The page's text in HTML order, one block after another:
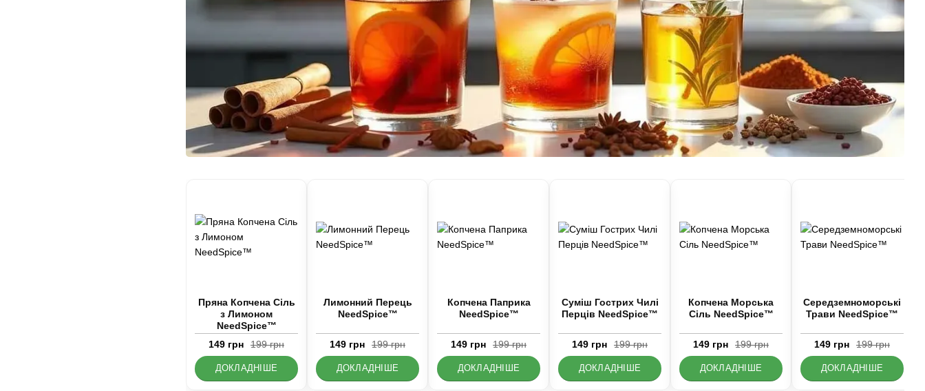
Пряна Копчена Сіль
з Лимоном
NeedSpice™
149 грн
199 грн
ДОКЛАДНІШЕ
Лимонний Перець
NeedSpice™
149 грн 199 грн
ДОКЛАДНІШЕ
Копчена Паприка
NeedSpice™
149 грн 199 грн
ДОКЛАДНІШЕ
Суміш Гострих Чилі
Перців NeedSpice™
149 грн 199 грн
ДОКЛАДНІШЕ
Копчена Морська
Сіль NeedSpice™
149 грн 199 грн
ДОКЛАДНІШЕ
Середземноморські
Трави NeedSpice™
149 грн 199 грн
ДОКЛАДНІШЕ